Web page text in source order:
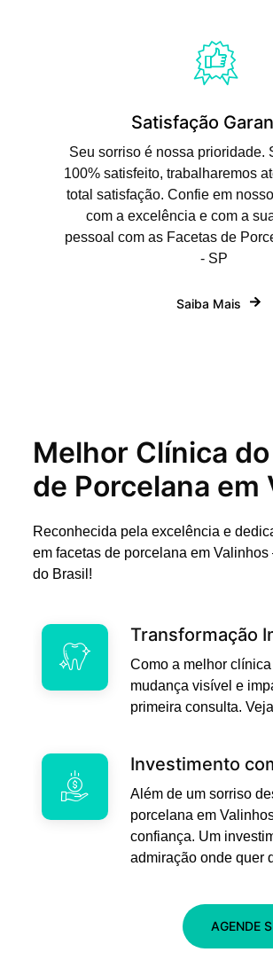
Satisfação
Seu sorriso é nossa prioridade.
100% satisfeito, trabalharemos
total satisfação. Confie em
com a excelência e com a
pessoal com as Facetas de
- SP
Saiba Mais
Melhor Clínica
de Porcelana em
Reconhecida pela excelência e
em facetas de porcelana em
do Brasil!
Transformação
Como a melhor
mudança visível e
primeira consulta.
Investimento
Além de um sorriso
porcelana em
confiança. Um
admiração onde quer
AGENDE